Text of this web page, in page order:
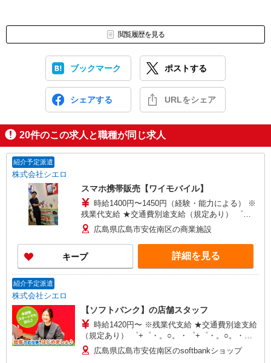
閲覧履歴を見る
ブックマーク ポストする
シェアする URLをシェア
20件のこの求人と職種が同じ求人
紹介予定派遣
株式会社シエロ
スマホ携帯販売【ワイモバイル】
時給1400円〜1450円（経験・能力による） ※
残業代支給 ★交通費別途支給（規定あり） ゜
+゜・。○。・゜+゜・。○。・゜+゜ 入社祝い金10
万円支給(規定有) お友達を紹介頂くと, インセンテ
ィブ支給(規定有) ★月2回払い・週払い可能（規程
有）★ ゜・。○。・゜+゜・。○。・゜+゜
広島県広島市安佐南区の商業施設
キープ 詳細を見る
紹介予定派遣
株式会社シエロ
【ソフトバンク】の店舗スタッフ
時給1420円〜 ※残業代支給 ★交通費別途支給
（規定あり） ゜+゜・。○。・゜+゜・。○。・゜
+゜ 入社祝い金10万円支給(規定有) お友達を紹介
頂くと, インセンティブ支給(規定有) ★月2回払
広島県広島市安佐南区のsoftbankショップ